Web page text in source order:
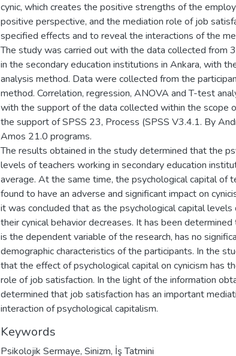
cynic, which creates the positive strengths of the
positive perspective, and the mediation role of job
specified effects and to reveal the interactions of the
The study was carried out with the data collected from
in the secondary education institutions in Ankara, with
analysis method. Data were collected from the
method. Correlation, regression, ANOVA and T-test
with the support of the data collected within the scope
the support of SPSS 23, Process (SPSS V3.4.1. By
Amos 21.0 programs.
The results obtained in the study determined that the
levels of teachers working in secondary education
average. At the same time, the psychological capital of
found to have an adverse and significant impact on
it was concluded that as the psychological capital levels
their cynical behavior decreases. It has been determined
is the dependent variable of the research, has no
demographic characteristics of the participants. In the
that the effect of psychological capital on cynicism has
role of job satisfaction. In the light of the information
determined that job satisfaction has an important
interaction of psychological capitalism.
Keywords
Psikolojik Sermaye, Sinizm, İş Tatmini